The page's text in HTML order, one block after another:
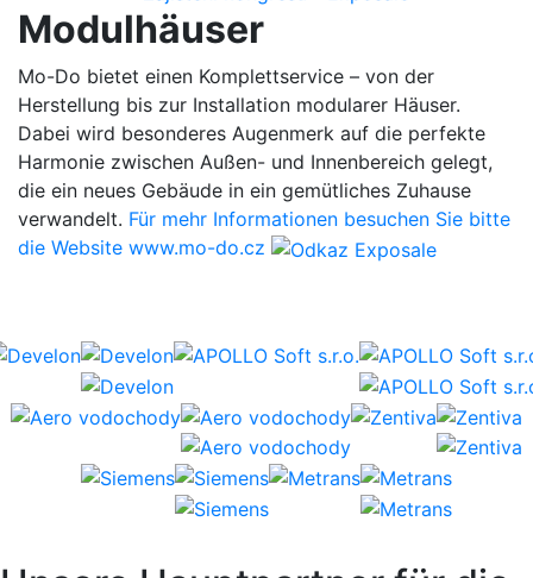
Modulhäuser
Mo-Do bietet einen Komplettservice – von der
Herstellung bis zur Installation modularer Häuser.
Dabei wird besonderes Augenmerk auf die perfekte
Harmonie zwischen Außen- und Innenbereich gelegt,
die ein neues Gebäude in ein gemütliches Zuhause
verwandelt. Für mehr Informationen besuchen Sie bitte
die Website www.mo-do.cz